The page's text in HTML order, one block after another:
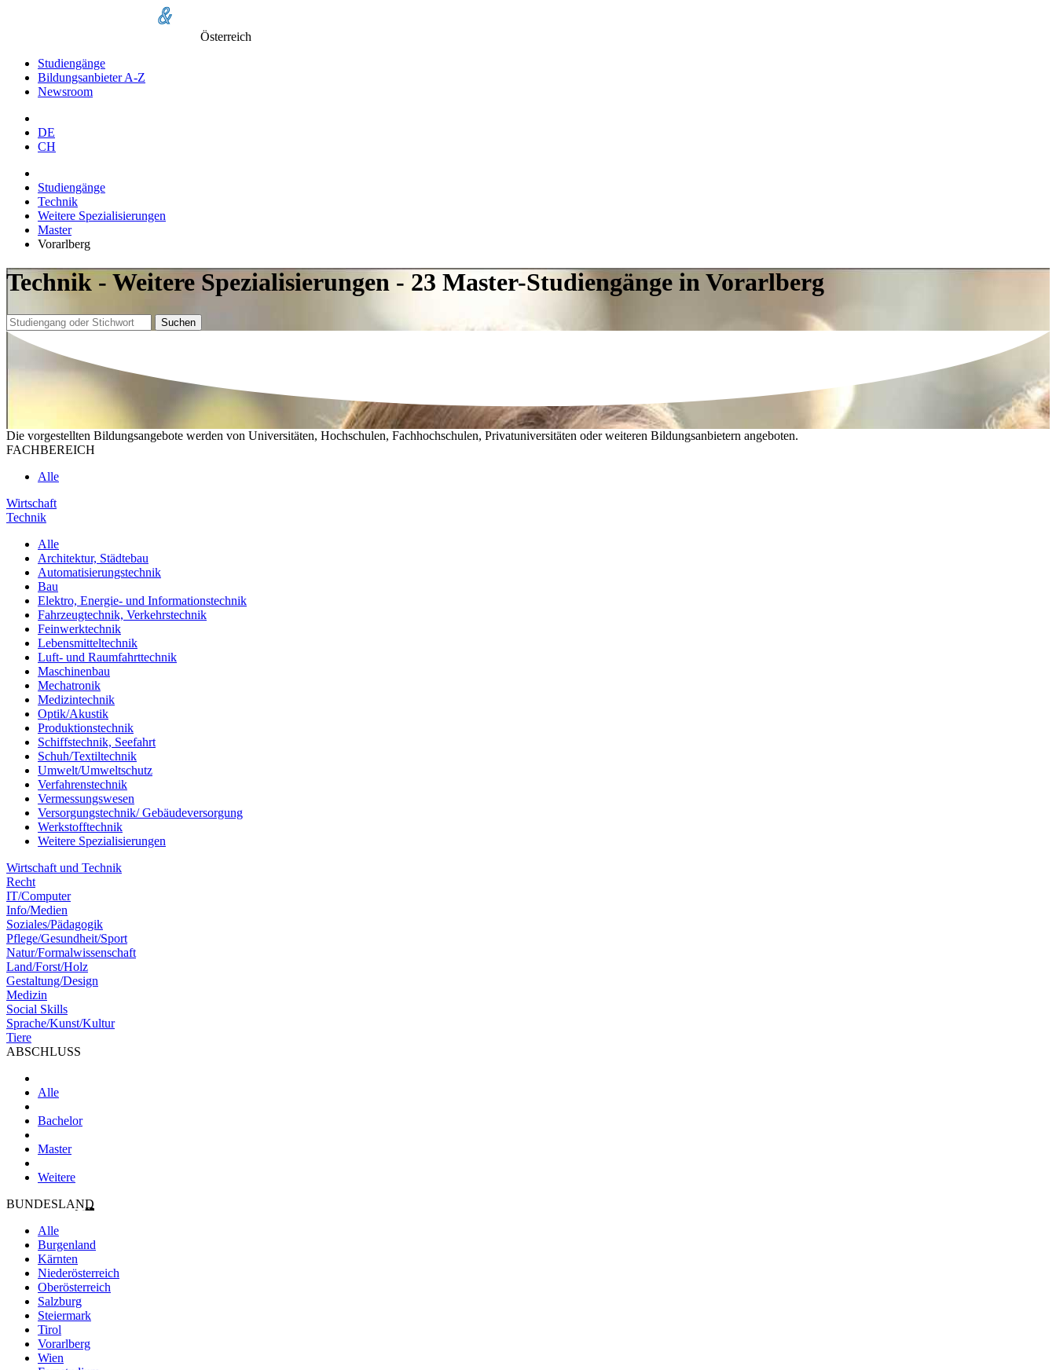
Österreich
Studiengänge
Bildungsanbieter A-Z
Newsroom
DE
CH
Studiengänge
Technik
Weitere Spezialisierungen
Master
Vorarlberg
Technik - Weitere Spezialisierungen - 23 Master-Studiengänge in Vorarlberg
Suchen
Die vorgestellten Bildungsangebote werden von Universitäten, Hochschulen, Fachhochschulen, Privatuniversitäten oder weiteren Bildungsanbietern angeboten.
FACHBEREICH
Alle
Wirtschaft
Technik
Alle
Architektur, Städtebau
Automatisierungstechnik
Bau
Elektro, Energie- und Informationstechnik
Fahrzeugtechnik, Verkehrstechnik
Feinwerktechnik
Lebensmitteltechnik
Luft- und Raumfahrttechnik
Maschinenbau
Mechatronik
Medizintechnik
Optik/Akustik
Produktionstechnik
Schiffstechnik, Seefahrt
Schuh/Textiltechnik
Umwelt/Umweltschutz
Verfahrenstechnik
Vermessungswesen
Versorgungstechnik/ Gebäudeversorgung
Werkstofftechnik
Weitere Spezialisierungen
Wirtschaft und Technik
Recht
IT/Computer
Info/Medien
Soziales/Pädagogik
Pflege/Gesundheit/Sport
Natur/Formalwissenschaft
Land/Forst/Holz
Gestaltung/Design
Medizin
Social Skills
Sprache/Kunst/Kultur
Tiere
ABSCHLUSS
Alle
Bachelor
Master
Weitere
BUNDESLAND
Alle
Burgenland
Kärnten
Niederösterreich
Oberösterreich
Salzburg
Steiermark
Tirol
Vorarlberg
Wien